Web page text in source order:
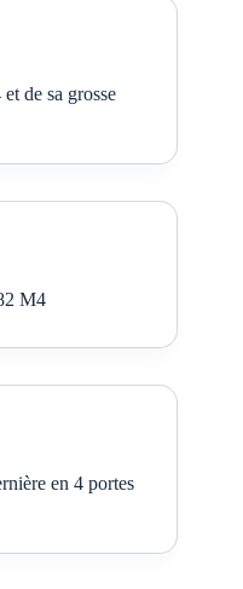
de sa grosse
M4
en 4 portes